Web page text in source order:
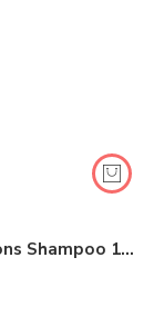
Wella Professionals Reveal Oil Reflections Shampoo 1000ml